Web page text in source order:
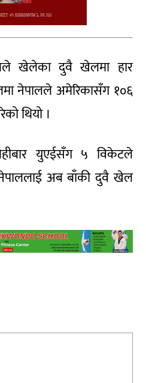
खेलेका दुवै खेलमा हार
नेपालले अमेरिकासँग १०६
थियो ।
युएईसँग ५ विकेटले
अब बाँकी दुवै खेल